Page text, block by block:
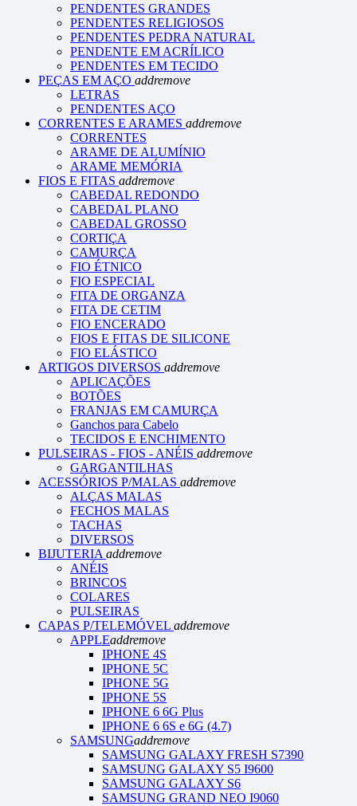
PENDENTES GRANDES
PENDENTES RELIGIOSOS
PENDENTES PEDRA NATURAL
PENDENTE EM ACRÍLICO
PENDENTES EM TECIDO
PEÇAS EM AÇO addremove
LETRAS
PENDENTES AÇO
CORRENTES E ARAMES addremove
CORRENTES
ARAME DE ALUMÍNIO
ARAME MEMÓRIA
FIOS E FITAS addremove
CABEDAL REDONDO
CABEDAL PLANO
CABEDAL GROSSO
CORTIÇA
CAMURÇA
FIO ÉTNICO
FIO ESPECIAL
FITA DE ORGANZA
FITA DE CETIM
FIO ENCERADO
FIOS E FITAS DE SILICONE
FIO ELÁSTICO
ARTIGOS DIVERSOS addremove
APLICAÇÕES
BOTÕES
FRANJAS EM CAMURÇA
Ganchos para Cabelo
TECIDOS E ENCHIMENTO
PULSEIRAS - FIOS - ANÉIS addremove
GARGANTILHAS
ACESSÓRIOS P/MALAS addremove
ALÇAS MALAS
FECHOS MALAS
TACHAS
DIVERSOS
BIJUTERIA addremove
ANÉIS
BRINCOS
COLARES
PULSEIRAS
CAPAS P/TELEMÓVEL addremove
APPLEaddremove
IPHONE 4S
IPHONE 5C
IPHONE 5G
IPHONE 5S
IPHONE 6 6G Plus
IPHONE 6 6S e 6G (4.7)
SAMSUNGaddremove
SAMSUNG GALAXY FRESH S7390
SAMSUNG GALAXY S5 I9600
SAMSUNG GALAXY S6
SAMSUNG GRAND NEO I9060